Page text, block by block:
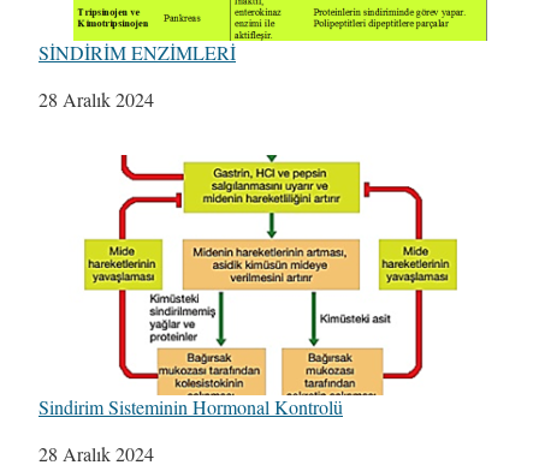
SİNDİRİM ENZİMLERİ
Tarih
28 Aralık 2024
Sindirim Sisteminin Hormonal Kontrolü
Tarih
28 Aralık 2024